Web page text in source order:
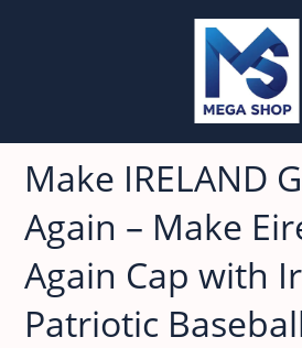
Make IRELAND
Again – Make
Again Cap with
Patriotic